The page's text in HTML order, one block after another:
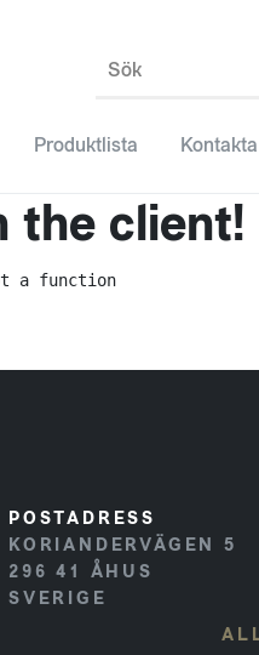
Sök
Produktlista
the client!
a function
POSTADRESS
KORIANDERVÄGEN 5
296 41 ÅHUS
SVERIGE